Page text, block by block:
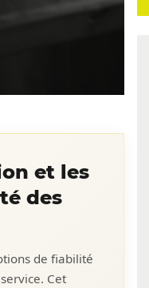
et les
des
de fiabilité
Cet